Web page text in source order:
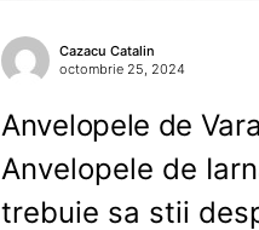
Cazacu Catalin
octombrie 25, 2024
Anvelopele de
Anvelopele de
trebuie sa stii